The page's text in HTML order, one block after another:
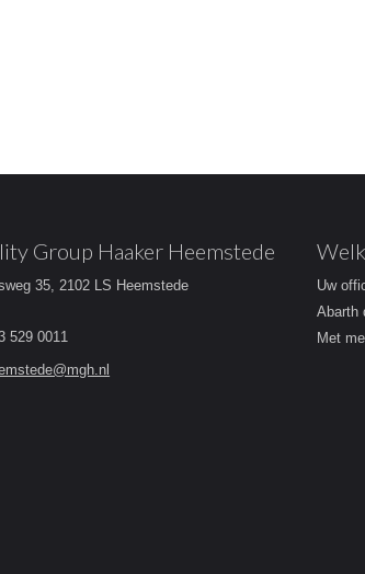
Group Haaker Heemstede
35, 2102 LS Heemstede
529 0011
Uw
Abarth
Met